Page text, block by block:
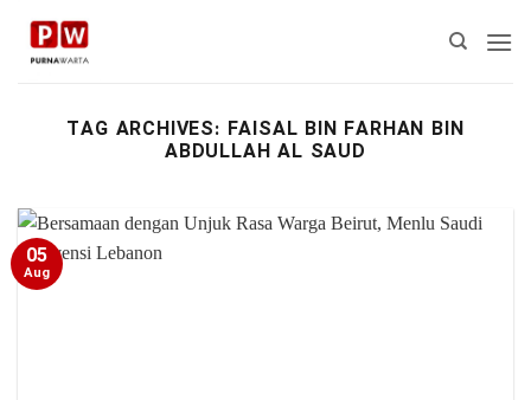
Skip
content
TAG ARCHIVES: FAISAL BIN FARHAN BIN
ABDULLAH AL SAUD
05
Aug